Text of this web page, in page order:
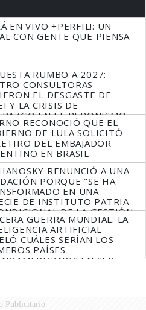
EN VIVO +PERFIL!: UN
CON GENTE QUE PIENSA
RUMBO A 2027:
CONSULTORAS
EL DESGASTE DE
Y LA CRISIS DE
EN EL PERONISMO
RECONOCIÓ QUE EL
DE LULA SOLICITÓ
DEL EMBAJADOR
EN BRASIL
RENUNCIÓ A UNA
PORQUE "SE HA
EN UNA
DE INSTITUTO PATRIA
DE LA GESTIÓN
GUERRA MUNDIAL: LA
ARTIFICIAL
CUÁLES SERÍAN LOS
PAÍSES
EN SER
Publicitario